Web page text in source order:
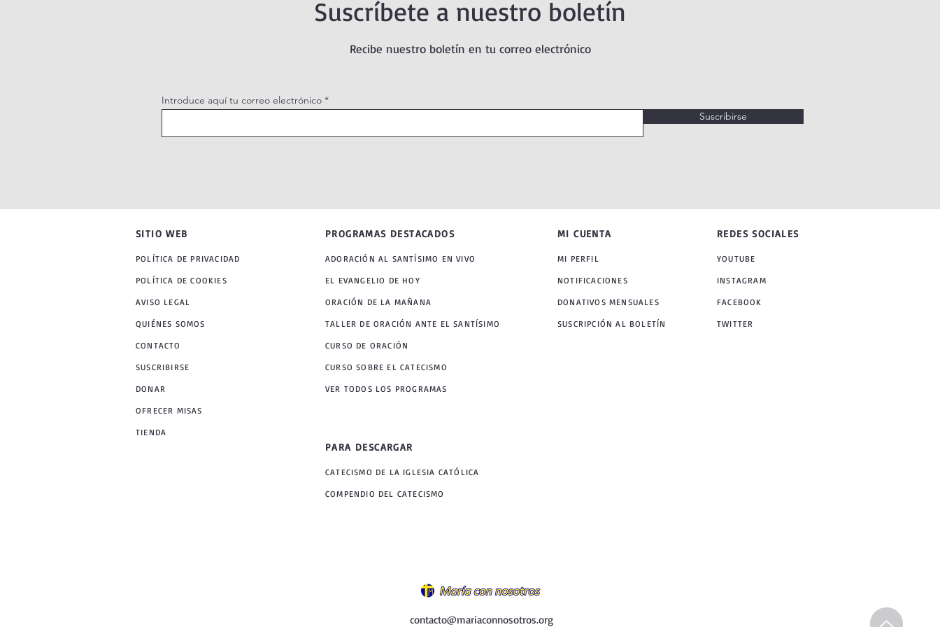
Suscríbete a nuestro boletín
Recibe nuestro boletín en tu correo electrónico
Introduce aquí tu correo electrónico
Suscribirse
SITIO WEB
POLÍTICA DE PRIVACIDAD
POLÍTICA DE COOKIES
AVISO LEGAL
QUIÉNES SOMOS
CONTACTO
SUSCRIBIRSE
DONAR
PROGRAMAS DESTACADOS
ADORACIÓN AL SANTÍSIMO EN VIVO
EL EVANGELIO DE HOY
ORACIÓN DE LA MAÑANA
TALLER DE ORACIÓN ANTE EL SANTÍSIMO
MI CUENTA
MI PERFIL
NOTIFICACIONES
DONATIVOS MENSUALES
SUSCRIPCIÓN AL BOLETÍN
REDES SOCIALES
YOUTUBE
INSTAGRAM
FACEBOOK
TWITTER
CURSO DE ORACIÓN
CURSO SOBRE EL CATECISMO
VER TODOS LOS PROGRAMAS
OFRECER MISAS
TIENDA
PARA DESCARGAR
CATECISMO DE LA IGLESIA CATÓLICA
COMPENDIO DEL CATECISMO
contacto@mariaconnosotros.org